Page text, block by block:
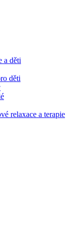
a děti
děti
relaxace a terapie